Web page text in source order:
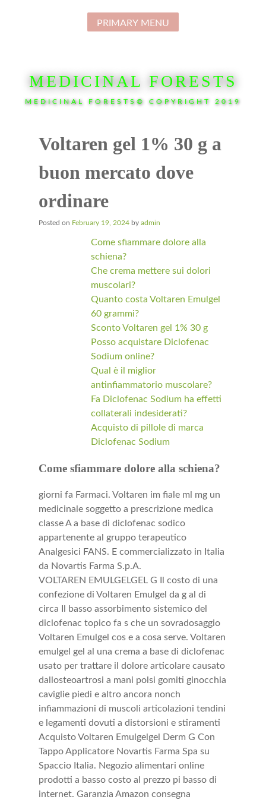
MEDICINAL FORESTS
MEDICINAL FORESTS© COPYRIGHT 2019
PRIMARY MENU
Voltaren gel 1% 30 g a
buon mercato dove
ordinare
Posted on February 19, 2024by admin
Come sfiammare dolore alla
schiena?
Che crema mettere sui dolori
muscolari?
Quanto costa Voltaren Emulgel
60 grammi?
Sconto Voltaren gel 1% 30 g
Posso acquistare Diclofenac
Sodium online?
Qual è il miglior
antinfiammatorio muscolare?
Fa Diclofenac Sodium ha effetti
collaterali indesiderati?
Acquisto di pillole di marca
Diclofenac Sodium
Come sfiammare dolore alla schiena?
giorni fa Farmaci. Voltaren im fiale ml mg un
medicinale soggetto a prescrizione medica
classe A a base di diclofenac sodico
appartenente al gruppo terapeutico
Analgesici FANS. E commercializzato in Italia
da Novartis Farma S.p.A.
VOLTAREN EMULGELGEL G Il costo di una
confezione di Voltaren Emulgel da g al di
circa Il basso assorbimento sistemico del
diclofenac topico fa s che un sovradosaggio
Voltaren Emulgel cos e a cosa serve. Voltaren
emulgel gel al una crema a base di diclofenac
usato per trattare il dolore articolare causato
dallosteoartrosi a mani polsi gomiti ginocchia
caviglie piedi e altro ancora nonch
infiammazioni di muscoli articolazioni tendini
e legamenti dovuti a distorsioni e stiramenti
Acquisto Voltaren Emulgelgel Derm G Con
Tappo Applicatore Novartis Farma Spa su
Spaccio Italia. Negozio alimentari online
prodotti a basso costo al prezzo pi basso di
internet. Garanzia Amazon consegna